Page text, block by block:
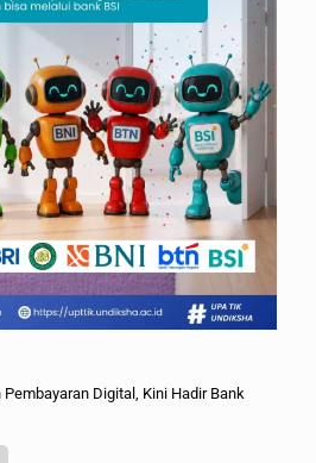
Digital, Kini Hadir Bank